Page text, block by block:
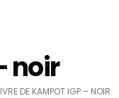
noir
DE KAMPOT IGP – NOIR